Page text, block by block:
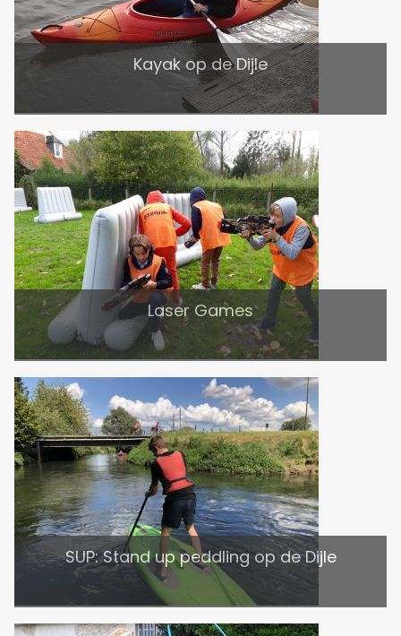
Kayak op de Dijle
Laser Games
SUP: Stand up peddling op de Dijle